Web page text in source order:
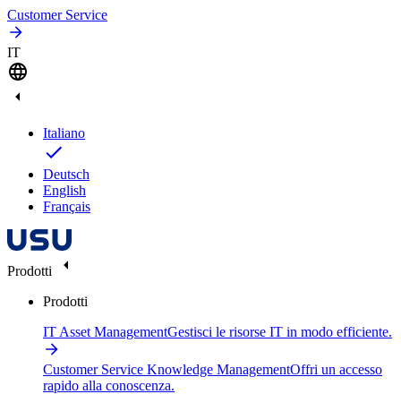
Customer Service
IT
Italiano
Deutsch
English
Français
Prodotti
Prodotti
IT Asset ManagementGestisci le risorse IT in modo efficiente.
Customer Service Knowledge ManagementOffri un accesso
rapido alla conoscenza.